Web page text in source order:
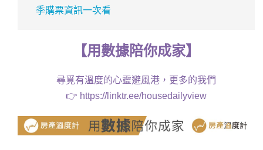
季購票資訊一次看
【用數據陪你成家】
尋覓有溫度的心靈避風港，更多的我們
👉 https://linktr.ee/housedailyview